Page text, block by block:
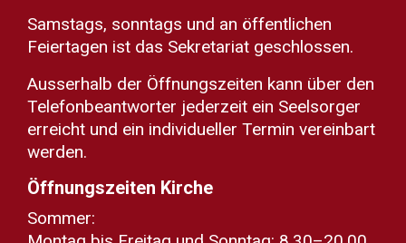
Samstags, sonntags und an öffentlichen
Feiertagen ist das Sekretariat geschlossen.
Ausserhalb der Öffnungszeiten kann über den
Telefonbeantworter jederzeit ein Seelsorger
erreicht und ein individueller Termin vereinbart
werden.
Öffnungszeiten Kirche
Sommer: